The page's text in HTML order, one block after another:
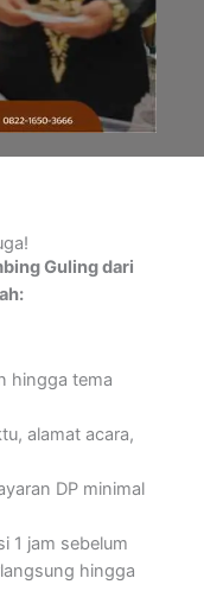
Guling dari
hingga tema
alamat acara,
DP minimal
1 jam sebelum
hingga